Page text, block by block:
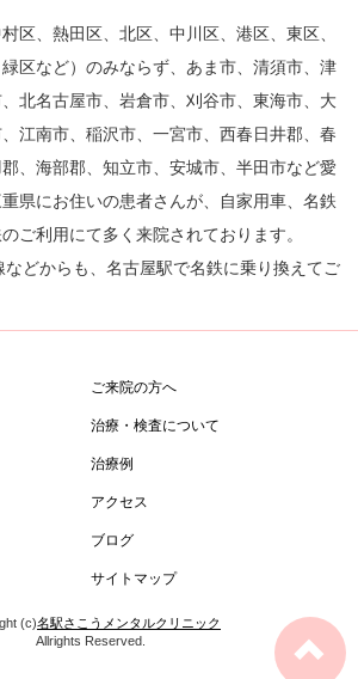
区、熱田区、北区、中川区、港区、東区、
区など）のみならず、あま市、清須市、津
北名古屋市、岩倉市、刈谷市、東海市、大
江南市、稲沢市、一宮市、西春日井郡、春
、海部郡、知立市、安城市、半田市など愛
県にお住いの患者さんが、自家用車、名鉄
ご利用にて多く来院されております。
どからも、名古屋駅で名鉄に乗り換えてご
ご来院の方へ
治療・検査について
治療例
アクセス
ブログ
サイトマップ
(c)名駅さこうメンタルクリニック
Allrights Reserved.